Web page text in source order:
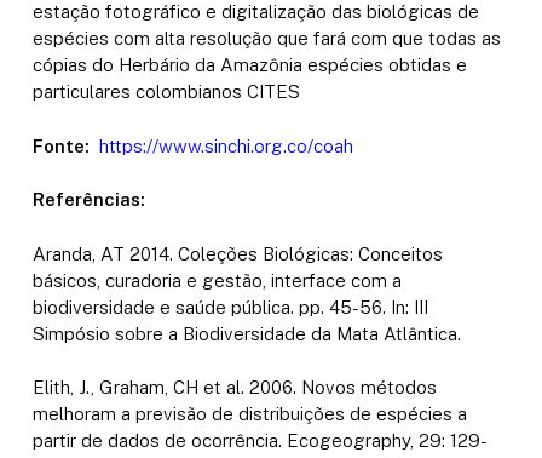
estação fotográfico e digitalização das biológicas de
espécies com alta resolução que fará com que todas as
cópias do Herbário da Amazônia espécies obtidas e
particulares colombianos CITES
Fonte: https://www.sinchi.org.co/coah
Referências:
Aranda, AT 2014. Coleções Biológicas: Conceitos
básicos, curadoria e gestão, interface com a
biodiversidade e saúde pública. pp. 45-56. In: III
Simpósio sobre a Biodiversidade da Mata Atlântica.
Elith, J., Graham, CH et al. 2006. Novos métodos
melhoram a previsão de distribuições de espécies a
partir de dados de ocorrência. Ecogeography, 29: 129-